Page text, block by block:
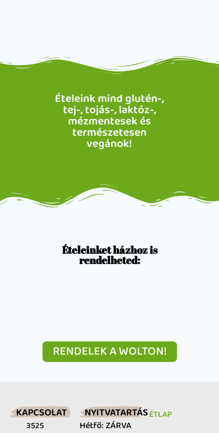
Ételeink mind glutén-,
tej-, tojás-, laktóz-,
mézmentesek és
természetesen
vegánok!
Ételeinket házhoz is
rendelheted:
RENDELEK A WOLTON!
KAPCSOLAT
3525
NYITVATARTÁS
Hétfő: ZÁRVA
ÉTLAP